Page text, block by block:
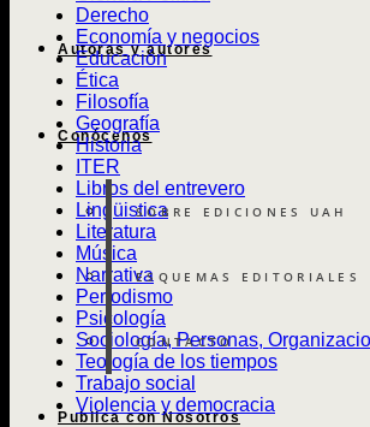
Autoras y autores
Conócenos
SOBRE EDICIONES UAH
ESQUEMAS EDITORIALES
CONTACTO
Publica con Nosotros
Derecho
Economía y negocios
Educación
Ética
Filosofía
Geografía
Historia
ITER
Libros del entrevero
Lingüistica
Literatura
Música
Narrativa
Periodismo
Psicología
Sociología, Personas,
Teología de los tiempos
Trabajo social
Violencia y democracia